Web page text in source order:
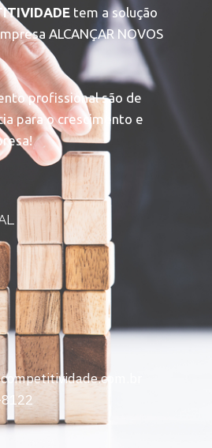
tem a solução
ALCANÇAR NOVOS
profissional são de
para o crescimento e